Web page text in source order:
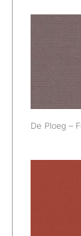
De
De Ploeg –